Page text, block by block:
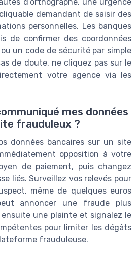
demandant de saisir des
personnelles. Les banques
de confirmer des coordonnées
un code de sécurité par simple
de doute, ne cliquez pas sur le
votre agence via les
mes données
frauduleux ?
données bancaires sur un site
opposition à votre
de paiement, puis changez
liés. Surveillez vos relevés pour
même de quelques euros
annoncer une fraude plus
ensuite une plainte et signalez le
pour limiter les dégâts
frauduleuse.